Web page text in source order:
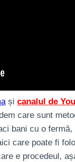
și canalul de
care sunt
bani cu o fermă,
care poate fi
e procedeul,